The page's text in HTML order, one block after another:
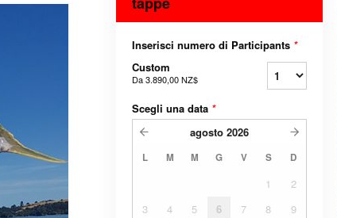
Inserisci numero di Participants *
Custom
Da3.890,00 NZ$
Scegli una data *
agosto 2026
L M M G V S D
1
2
3
4 5 6 7 8
9